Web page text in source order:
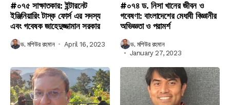
#০৭৫ সাক্ষাতকার: ইন্টারনেট
ইঞ্জিনিয়ারিং টাস্ক ফোর্স এর সদস্য
এবং গবেষক জাহেদুজ্জামান সরকার
ড. মশিউর রহমান April 16, 2023
#০৭৪ ড. নিসা খানের জীবন ও
গবেষণা: বাংলাদেশের মেধাবী বিজ্ঞানীর
অভিজ্ঞতা ও পরামর্শ
ড. মশিউর রহমান
January 27, 2023